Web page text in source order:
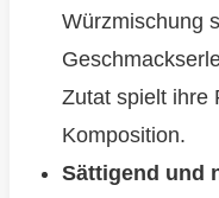
Würzmischung
Zutat spielt ihre
Komposition.
Sättigend und